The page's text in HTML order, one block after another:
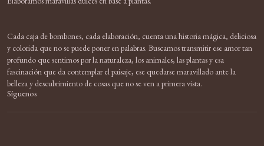
Cada caja de bombones, cada elaboración, cuenta una historia mágica, deliciosa
y colorida que no se puede poner en palabras. Buscamos transmitir ese amor tan
profundo que sentimos por la naturaleza, los animales, las plantas y esa
fascinación que da contemplar el paisaje, ese quedarse maravillado ante la
belleza y descubrimiento de cosas que no se ven a primera vista.
Síguenos